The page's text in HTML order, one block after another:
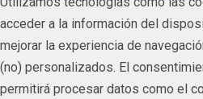
acceder a la información del
mejorar la experiencia de
(no) personalizados. El
permitirá procesar datos como el